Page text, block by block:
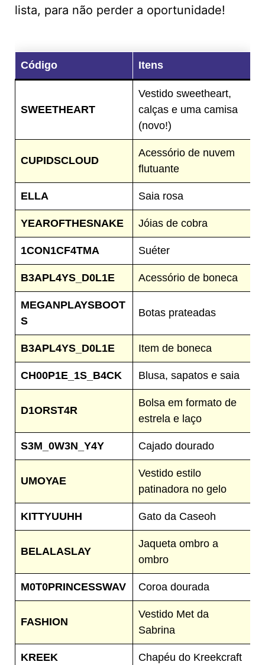
lista, para não perder a oportunidade!
Código Itens
SWEETHEART
Vestido sweetheart,
calças e uma camisa
(novo!)
CUPIDSCLOUD
Acessório de nuvem
flutuante
ELLA Saia rosa
YEAROFTHESNAKE Jóias de cobra
1CON1CF4TMA Suéter
B3APL4YS_D0L1E Acessório de boneca
MEGANPLAYSBOOT
S
Botas prateadas
B3APL4YS_D0L1E Item de boneca
CH00P1E_1S_B4CK Blusa, sapatos e saia
D1ORST4R
Bolsa em formato de
estrela e laço
S3M_0W3N_Y4Y Cajado dourado
UMOYAE
Vestido estilo
patinadora no gelo
KITTYUUHH Gato da Caseoh
BELALASLAY
Jaqueta ombro a
ombro
M0T0PRINCESSWAV Coroa dourada
FASHION
Vestido Met da
Sabrina
KREEK Chapéu do Kreekcraft